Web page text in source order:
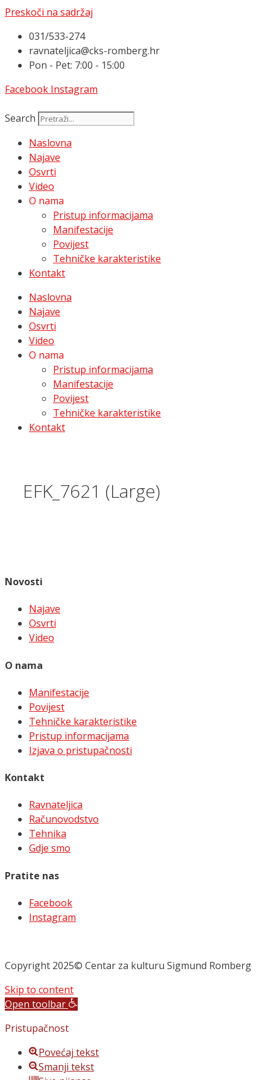
Preskoči na sadržaj
031/533-274
ravnateljica@cks-romberg.hr
Pon - Pet: 7:00 - 15:00
Facebook Instagram
Search
Naslovna
Najave
Osvrti
Video
O nama
Pristup informacijama
Manifestacije
Povijest
Tehničke karakteristike
Kontakt
Naslovna
Najave
Osvrti
Video
O nama
Pristup informacijama
Manifestacije
Povijest
Tehničke karakteristike
Kontakt
EFK_7621 (Large)
Novosti
Najave
Osvrti
Video
O nama
Manifestacije
Povijest
Tehničke karakteristike
Pristup informacijama
Izjava o pristupačnosti
Kontakt
Ravnateljica
Računovodstvo
Tehnika
Gdje smo
Pratite nas
Facebook
Instagram
Copyright 2025© Centar za kulturu Sigmund Romberg
Skip to content
Open toolbar
Pristupačnost
Povećaj tekst
Smanji tekst